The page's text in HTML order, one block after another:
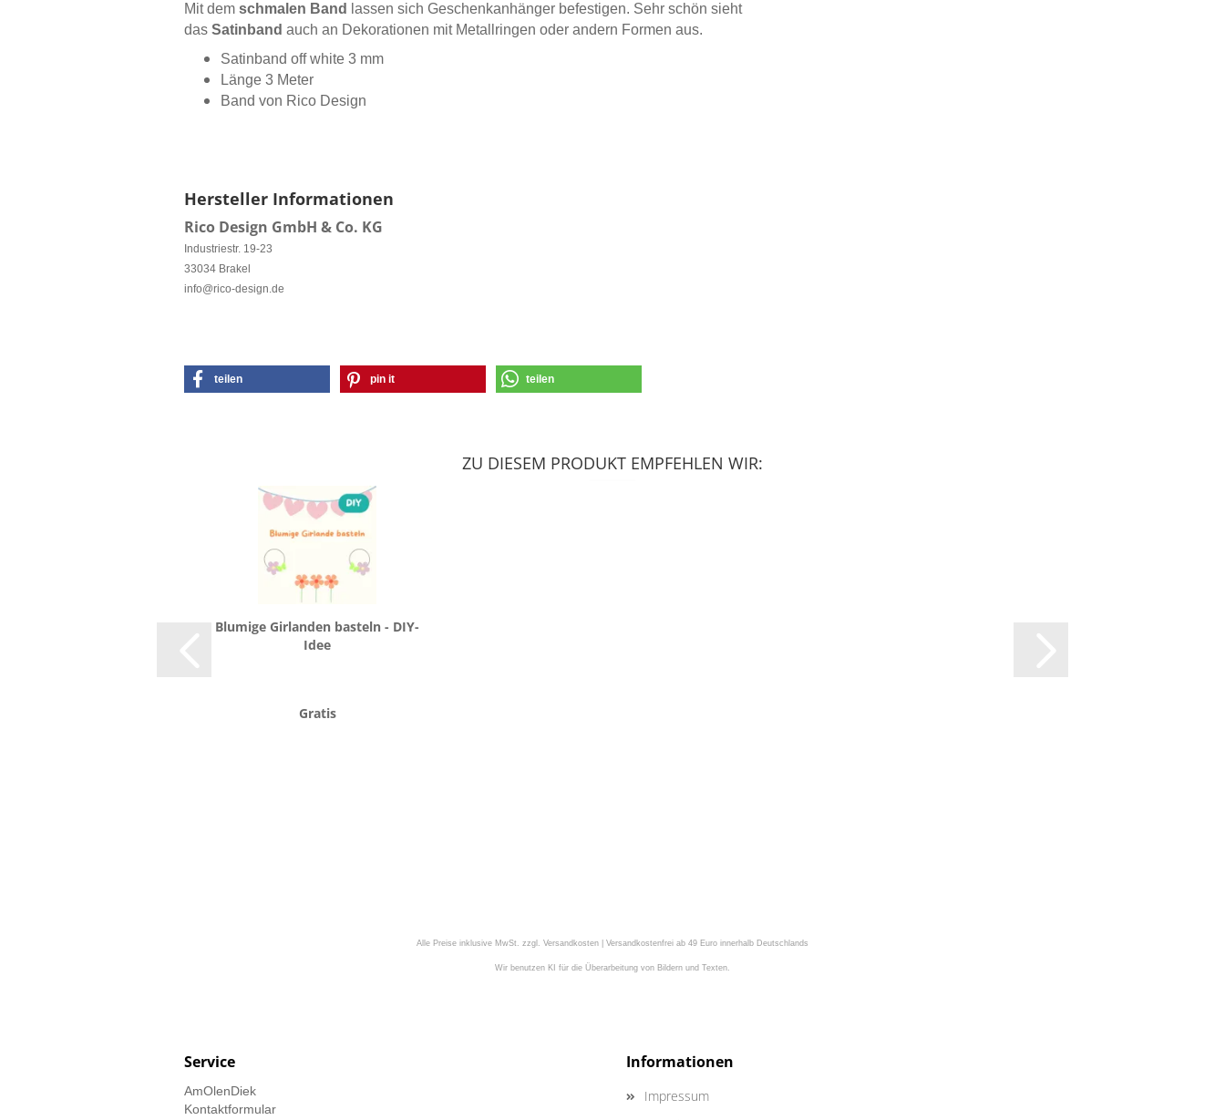
Mit dem schmalen Band
lassen sich Geschenkanhänger befestigen. Sehr schön sieht
das Satinband auch an Dekorationen mit Metallringen oder andern Formen aus.
Satinband off white 3 mm
Länge 3 Meter
Band von Rico Design
Hersteller Informationen
Rico Design GmbH & Co. KG
Industriestr. 19-23
33034 Brakel
info@rico-design.de
teilen pin it teilen
ZU DIESEM PRODUKT EMPFEHLEN WIR:
Blu­mi­ge Gir­lan­den bas­teln - DIY-​
Idee
Gratis
Alle Preise inklusive MwSt. zzgl. Versandkosten | Versandkostenfrei ab 49 Euro innerhalb Deutschlands
Wir benutzen KI für die Überarbeitung von Bildern und Texten.
Service
AmOlenDiek
Kontaktformular
Informationen
Impressum